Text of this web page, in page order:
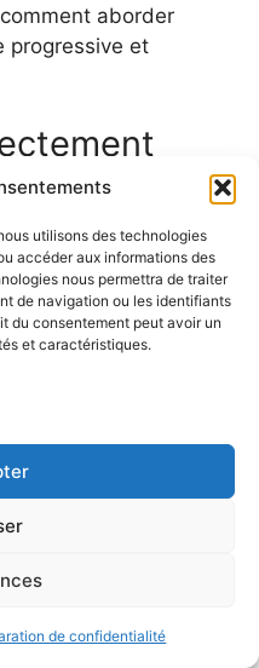
utilisons des technologies
accéder aux informations des
nous permettra de traiter
de navigation ou les identifiants
du consentement peut avoir un
et caractéristiques.
de confidentialité
aborder
progressive et
prenez le temps
des vidéos
des contenus
rarement les
guides sérieux,
des ateliers ou des
pourrez poser des
proposent des
apprendre les
un cadre
pratique.